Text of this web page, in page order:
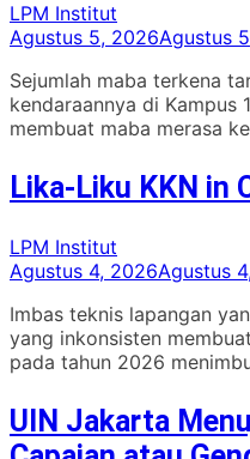
LPM Institut
Agustus 5, 2026Agustus
Sejumlah maba terkena
kendaraannya di Kampus
membuat maba merasa
Lika-Liku KKN in
LPM Institut
Agustus 4, 2026Agustus
Imbas teknis lapangan
yang inkonsisten
pada tahun 2026
UIN Jakarta